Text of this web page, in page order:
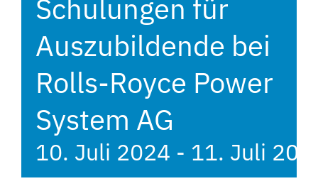
Schulungen für
Auszubildende bei
Rolls-Royce Power
System AG
10. Juli 2024 - 11. Juli